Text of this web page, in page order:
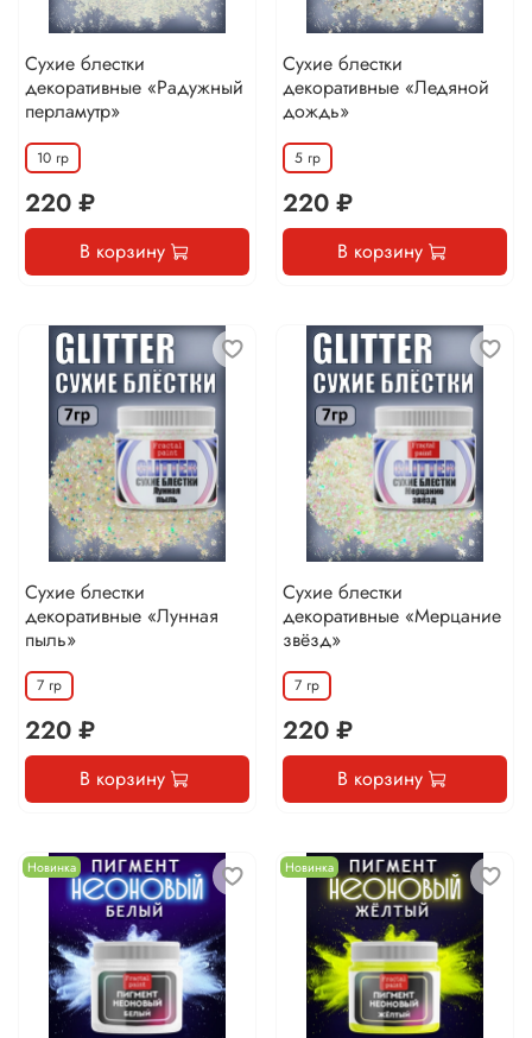
Сухие блестки
декоративные «Радужный
перламутр»
10 гр
220 ₽
В корзину
Сухие блестки
декоративные «Ледяной
дождь»
5 гр
220 ₽
В корзину
Сухие блестки
декоративные «Лунная
пыль»
7 гр
220 ₽
В корзину
Сухие блестки
декоративные «Мерцание
звёзд»
7 гр
220 ₽
В корзину
Новинка Новинка